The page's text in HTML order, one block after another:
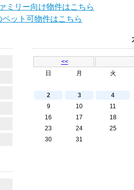
ミリー向け物件はこちら
ット可物件はこちら
<<
日
月 火
2
3 4
9
10 11
16
17 18
23
24 25
30
31